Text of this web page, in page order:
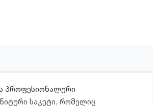
პროფესიონალური
საკეტი, რომელიც